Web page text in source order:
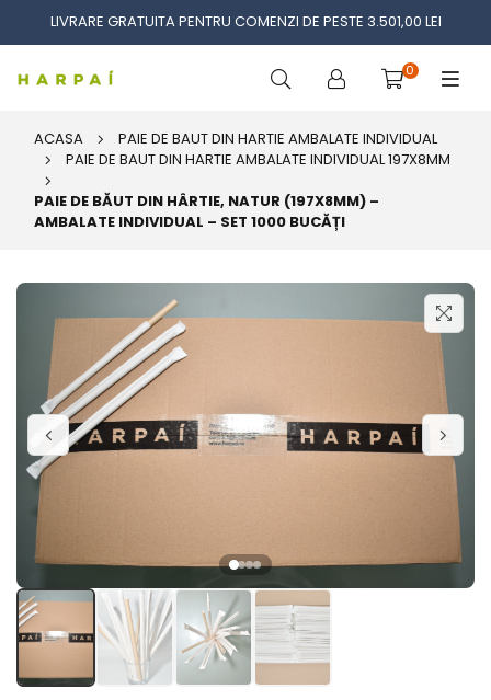
LIVRARE GRATUITA PENTRU COMENZI DE PESTE 3.501,00 LEI
0
ACASA
PAIE DE BAUT DIN HARTIE AMBALATE INDIVIDUAL
PAIE DE BAUT DIN HARTIE AMBALATE INDIVIDUAL 197X8MM
PAIE DE BĂUT DIN HÂRTIE, NATUR (197X8MM) –
AMBALATE INDIVIDUAL – SET 1000 BUCĂȚI